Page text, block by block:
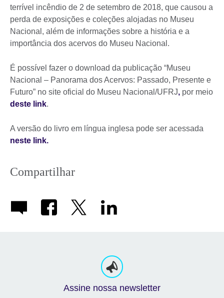
terrível incêndio de 2 de setembro de 2018, que causou a
perda de exposições e coleções alojadas no Museu
Nacional, além de informações sobre a história e a
importância dos acervos do Museu Nacional.
É possível fazer o download da publicação “Museu
Nacional – Panorama dos Acervos: Passado, Presente e
Futuro” no site oficial do Museu Nacional/UFRJ, por meio
deste link.
A versão do livro em língua inglesa pode ser acessada
neste link.
Compartilhar
Assine nossa newsletter